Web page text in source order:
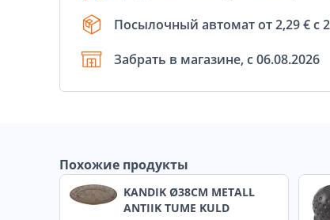
Посылочный автомат от 2,29 € с
Забрать в магазине, с 06.08.2026
Похожие продукты
KANDIK Ø38CM METALL
ANTIIK TUME KULD